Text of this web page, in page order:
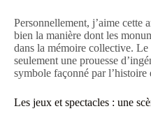
Personnellement, j’aime cette
bien la manière dont les
dans la mémoire collective. Le
seulement une prouesse
symbole façonné par l’histoire
Les jeux et spectacles : une